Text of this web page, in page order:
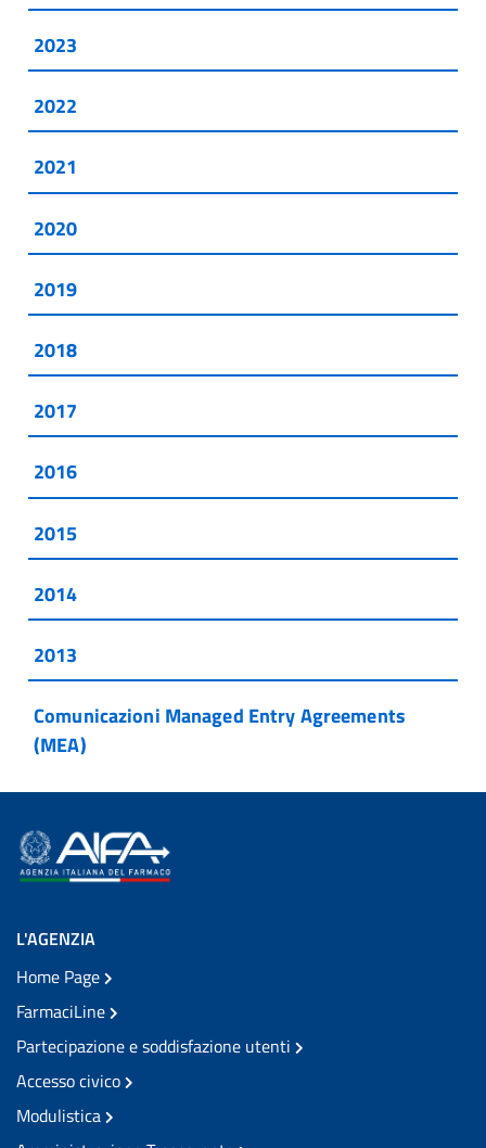
2023
2022
2021
2020
2019
2018
2017
2016
2015
2014
2013
Comunicazioni Managed Entry Agreements
(MEA)
L'AGENZIA
Home Page
FarmaciLine
Partecipazione e soddisfazione utenti
Accesso civico
Modulistica